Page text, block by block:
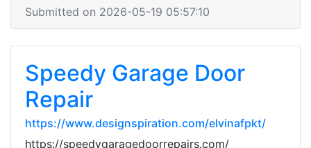
Submitted on 2026-05-19 05:57:10
Speedy Garage Door
Repair
https://www.designspiration.com/elvinafpkt/
https://speedygaragedoorrepairs.com/